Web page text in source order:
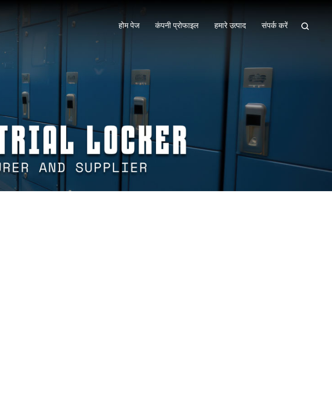
होम पेज कंपनी प्रोफाइल हमारे उत्पाद संपर्क करें